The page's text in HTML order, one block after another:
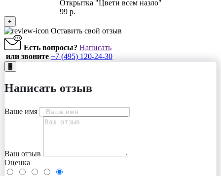
Открытка "Цвети всем назло"
99 р.
+
Оставить свой отзыв
Есть вопросы? Написать
или звоните +7 (495) 120-24-30
+
Написать отзыв
Ваше имя
Ваш отзыв
Оценка